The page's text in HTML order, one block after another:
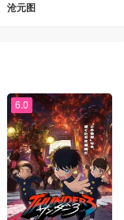
沧元图
6.0